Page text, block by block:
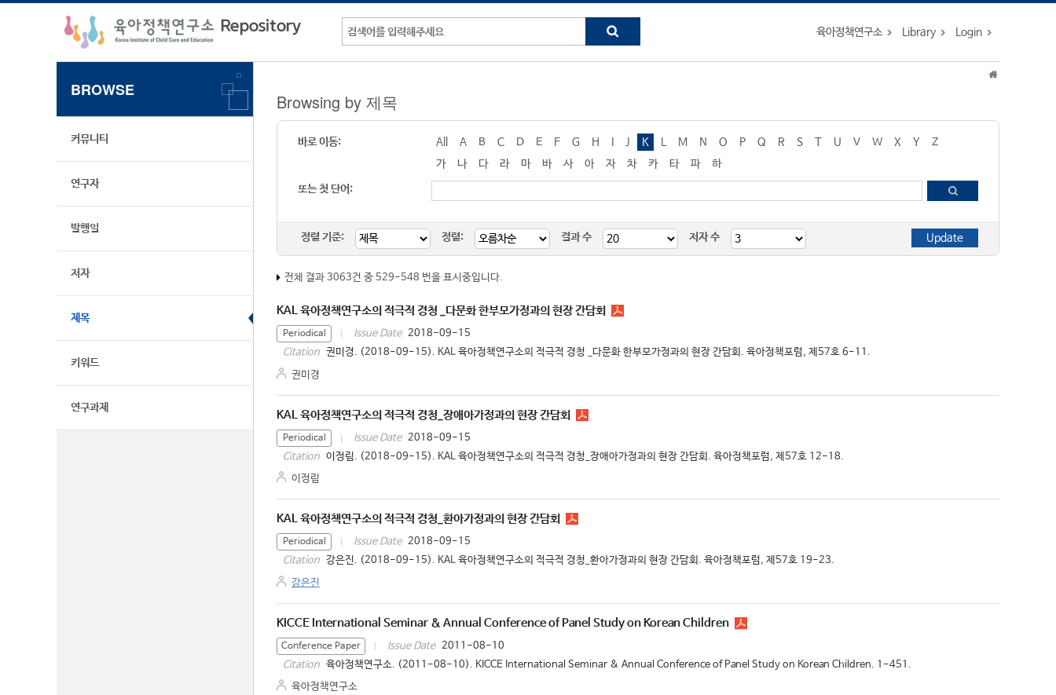
육아정책연구소 Library Login
BROWSE
커뮤니티
연구자
발행일
저자
제목
키워드
연구과제
Browsing by 제목
바로 이동: All A B C D E F G H J K M N O P Q R S T U V W X Y
Z
가
나 다 라 마 바 사 아 자 차 카 타 파
하
또는 첫 단어:
정렬 기준: 정렬: 결과 수 저자 수
전체 결과 3063건 중 529-548 번을 표시중입니다.
KAL 육아정책연구소의 적극적 경청 _다문화 한부모가정과의 현장 간담회
Periodical Issue Date 2018-09-15
Citation 권미경. (2018-09-15). KAL 육아정책연구소의 적극적 경청 _다문화 한부모가정과의 현장 간담회. 육아정책포럼, 제57호 6-11.
권미경
KAL 육아정책연구소의 적극적 경청_장애아가정과의 현장 간담회
Periodical Issue Date 2018-09-15
Citation 이정림. (2018-09-15). KAL 육아정책연구소의 적극적 경청_장애아가정과의 현장 간담회. 육아정책포럼, 제57호 12-18.
이정림
KAL 육아정책연구소의 적극적 경청_환아가정과의 현장 간담회
Periodical Issue Date 2018-09-15
Citation 강은진. (2018-09-15). KAL 육아정책연구소의 적극적 경청_환아가정과의 현장 간담회. 육아정책포럼, 제57호 19-23.
강은진
KICCE International Seminar & Annual Conference of Panel Study on Korean Children
Conference Paper Issue Date 2011-08-10
Citation 육아정책연구소. (2011-08-10). KICCE International Seminar & Annual Conference of Panel Study on Korean Children. 1-451.
육아정책연구소